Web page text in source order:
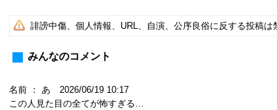
誹謗中傷、個人情報、URL、自演、公序良俗に反する投稿
みんなのコメント
名前 ： あ 2026/06/19 10:17
この人見た目の全てが怖すぎる…